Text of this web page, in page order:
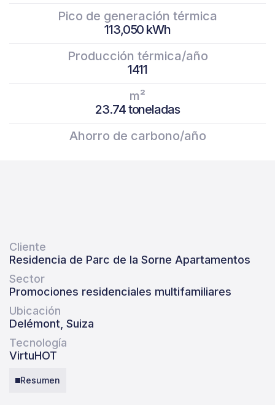
Pico de generación térmica
113,050 kWh
Producción térmica/año
1411
m²
23.74 toneladas
Ahorro de carbono/año
Cliente
Residencia de Parc de la Sorne Apartamentos
Sector
Promociones residenciales multifamiliares
Ubicación
Delémont, Suiza
Tecnología
VirtuHOT
Resumen